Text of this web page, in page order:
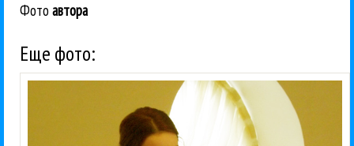
Фото автора
Еще фото: